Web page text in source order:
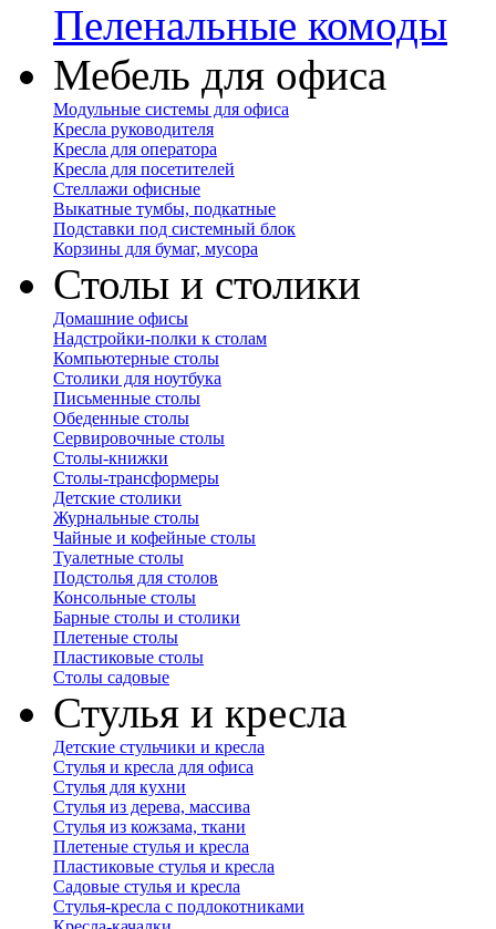
Пеленальные комоды
Мебель для офиса
Модульные системы для офиса
Кресла руководителя
Кресла для оператора
Кресла для посетителей
Стеллажи офисные
Выкатные тумбы, подкатные
Подставки под системный блок
Корзины для бумаг, мусора
Столы и столики
Домашние офисы
Надстройки-полки к столам
Компьютерные столы
Столики для ноутбука
Письменные столы
Обеденные столы
Сервировочные столы
Столы-книжки
Столы-трансформеры
Детские столики
Журнальные столы
Чайные и кофейные столы
Туалетные столы
Подстолья для столов
Консольные столы
Барные столы и столики
Плетеные столы
Пластиковые столы
Столы садовые
Стулья и кресла
Детские стульчики и кресла
Стулья и кресла для офиса
Стулья для кухни
Стулья из дерева, массива
Стулья из кожзама, ткани
Плетеные стулья и кресла
Пластиковые стулья и кресла
Садовые стулья и кресла
Стулья-кресла с подлокотниками